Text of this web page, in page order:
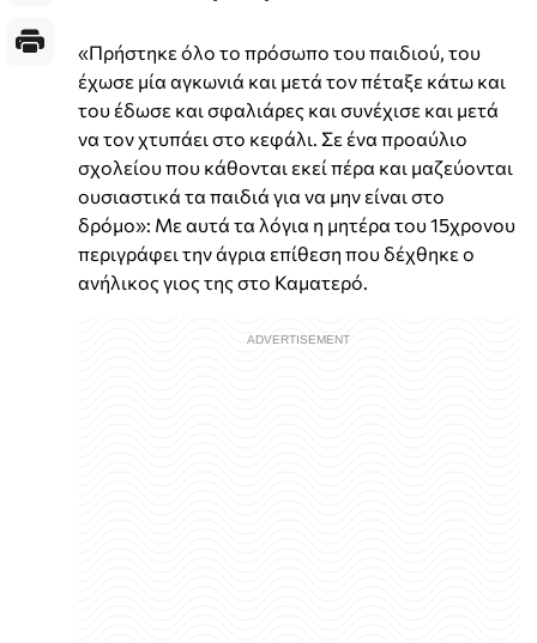
«Πρήστηκε όλο το πρόσωπο του παιδιού, του
έχωσε μία αγκωνιά και μετά τον πέταξε κάτω και
του έδωσε και σφαλιάρες και συνέχισε και μετά
να τον χτυπάει στο κεφάλι. Σε ένα προαύλιο
σχολείου που κάθονται εκεί πέρα και μαζεύονται
ουσιαστικά τα παιδιά για να μην είναι στο
δρόμο»: Με αυτά τα λόγια η μητέρα του 15χρονου
περιγράφει την άγρια επίθεση που δέχθηκε ο
ανήλικος γιος της στο Καματερό.